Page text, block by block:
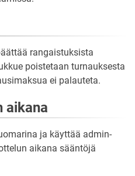
rangaistuksista
poistetaan turnauksesta
ei palauteta.
aikana
ja käyttää admin-
aikana sääntöjä